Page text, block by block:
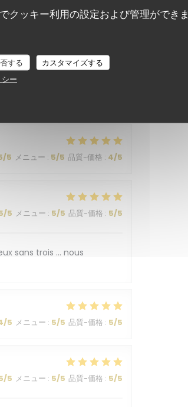
クッキー利用の設定および管理ができま
する
カスタマイズする
ー
品質-価格
/5 メニュー : 5/5 品質-価格 : 4/5
/5 メニュー : 5/5 品質-価格 : 5/5
sans trois … nous
/5 メニュー : 5/5 品質-価格 : 5/5
/5 メニュー : 5/5 品質-価格 : 5/5